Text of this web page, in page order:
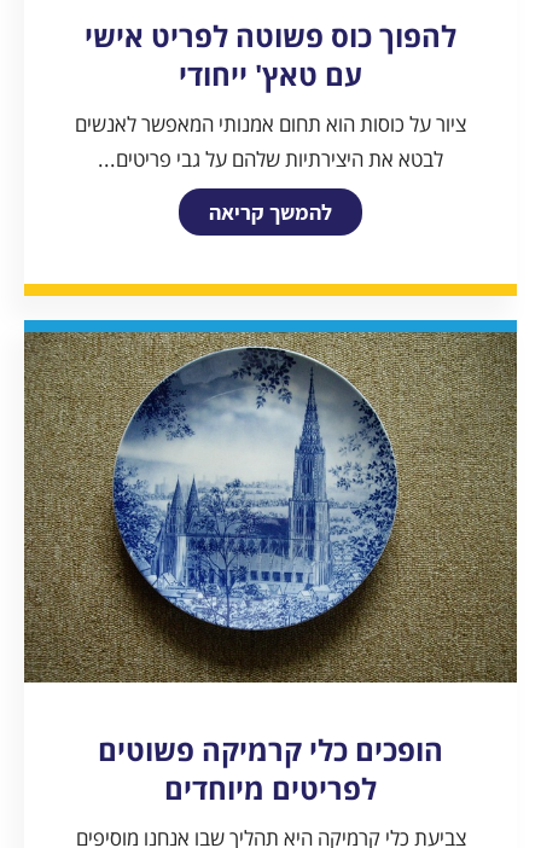
להפוך כוס פשוטה לפריט אישי
עם טאץ' ייחודי
ציור על כוסות הוא תחום אמנותי המאפשר לאנשים
לבטא את היצירתיות שלהם על גבי פריטים...
להמשך קריאה
הופכים כלי קרמיקה פשוטים
לפריטים מיוחדים
צביעת כלי קרמיקה היא תהליך שבו אנחנו מוסיפים